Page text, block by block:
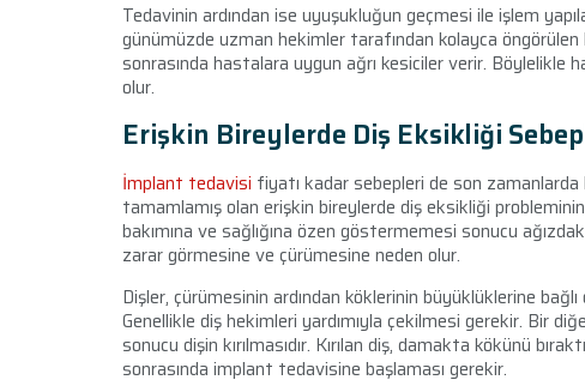
Tedavinin ardından ise uyuşukluğun geçmesi ile işlem
günümüzde uzman hekimler tarafından kolayca
sonrasında hastalara uygun ağrı kesiciler verir. Böylelikle
olur.
Erişkin Bireylerde Diş Eksikliği
İmplant tedavisi fiyatı kadar sebepleri de son zamanlarda
tamamlamış olan erişkin bireylerde diş eksikliği
bakımına ve sağlığına özen göstermemesi sonucu
zarar görmesine ve çürümesine neden olur.
Dişler, çürümesinin ardından köklerinin büyüklüklerine
Genellikle diş hekimleri yardımıyla çekilmesi gerekir. Bir
sonucu dişin kırılmasıdır. Kırılan diş, damakta kökünü
sonrasında implant tedavisine başlaması gerekir.